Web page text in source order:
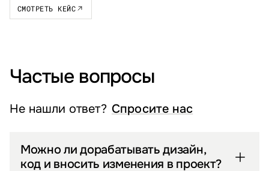
СМОТРЕТЬ КЕЙС
Частые вопросы
Не нашли ответ? Спросите нас
Можно ли дорабатывать дизайн,
код и вносить изменения в проект?